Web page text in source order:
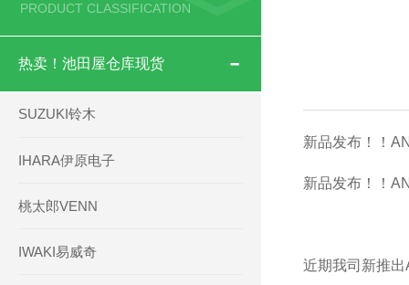
PRODUCT CLASSIFICATION
热卖！池田屋仓库现货
SUZUKI铃木
IHARA伊原电子
桃太郎VENN
IWAKI易威奇
新品发布！！
新品发布！！
近期我司新推